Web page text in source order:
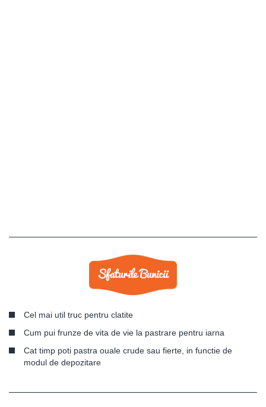
Cel mai util truc pentru clatite
Cum pui frunze de vita de vie la pastrare pentru iarna
Cat timp poti pastra ouale crude sau fierte, in functie de
modul de depozitare